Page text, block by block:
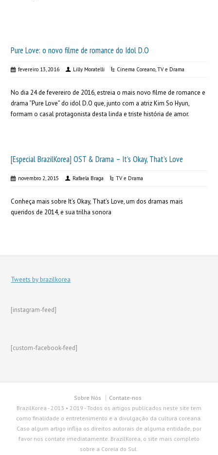
Pure Love: o novo filme de romance do Idol D.O
fevereiro 13, 2016 Lilly Moratelli Cinema Coreano,TV e Drama
No dia 24 de fevereiro de 2016, estreia o mais novo filme de romance e
drama “Pure Love” do idol D.O que, junto com a atriz Kim So Hyun,
formam o casal protagonista desta linda e triste história de amor.
[Especial BrazilKorea] OST & Drama – It’s Okay, That’s Love
novembro 2, 2015 Rafaela Braga TV e Drama
Conheça mais sobre It’s Okay, That’s Love, um dos dramas mais
queridos de 2014, e sua trilha sonora
Tweets by brazilkorea
[instagram-feed]
[custom-facebook-feed]
Sobre Nós
Contate-nos
BrazilKorea - 2013 • 2019 - Todos os artigos publicados neste site tem
como finalidade o entretenimento e a divulgação da cultura coreana.
Caso algum artigo inflija os direitos autorais de alguma entidade, por
favor nos contate imediatamente. BrazilKorea, o site mais completo
sobre a Coreia do Sul.